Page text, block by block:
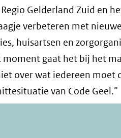
Gelderland Zuid en
verbeteren met
huisartsen en
gaat het bij het
over wat iedereen moet
van Code Geel.”